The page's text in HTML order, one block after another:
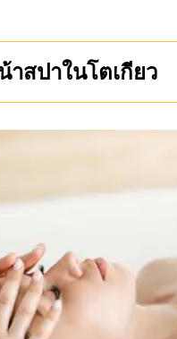
าสปาในโตเกียว